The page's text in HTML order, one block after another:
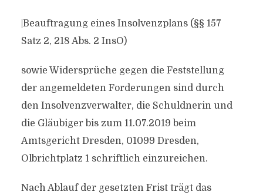
|Beauftragung eines Insolvenzplans (§§ 157
Satz 2, 218 Abs. 2 InsO)
sowie Widersprüche gegen die Feststellung
der angemeldeten Forderungen sind durch
den Insolvenzverwalter, die Schuldnerin und
die Gläubiger bis zum 11.07.2019 beim
Amtsgericht Dresden, 01099 Dresden,
Olbrichtplatz 1 schriftlich einzureichen.
Nach Ablauf der gesetzten Frist trägt das